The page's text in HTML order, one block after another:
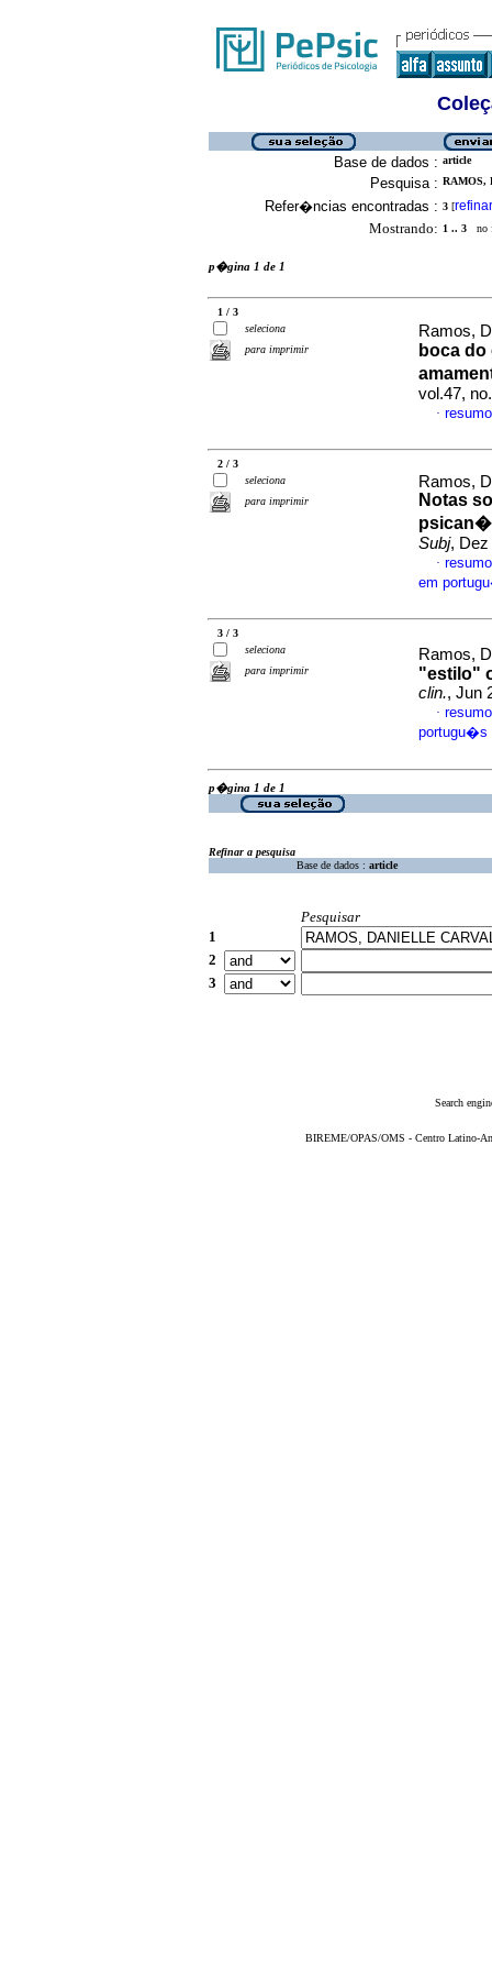
Base de dados : article
Pesquisa : RAMOS,
Refer�ncias encontradas : 3 [refinar
Mostrando: 1 .. 3 no
p�gina 1 de 1
1 / 3
seleciona
para imprimir
Ramos,
boca
vol.47,
·
2 / 3
seleciona
para imprimir
Ramos,
Notas
Subj, Dez
·
em
3 / 3
seleciona
para imprimir
Ramos,
"estilo"
clin., Jun
·
portugu�s
p�gina 1 de 1
Refinar a pesquisa
Base de dados : article
Pesquisar
1
2
3
Search
BIREME/OPAS/OMS - Centro Latino-